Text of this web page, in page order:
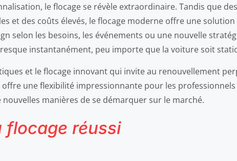
le flocage se révèle extraordinaire. Tandis que
et des coûts élevés, le flocage moderne offre une
selon les besoins, les événements ou une nouvelle
instantanément, peu importe que la voiture soit
et le flocage innovant qui invite au renouvellement
une flexibilité impressionnante pour les
manières de se démarquer sur le marché.
flocage réussi